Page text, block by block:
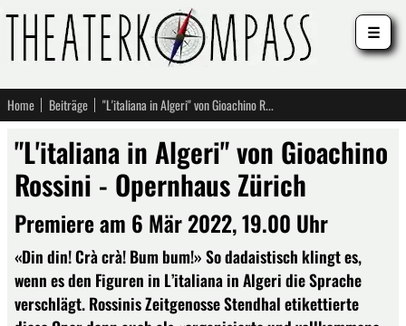
Home Beiträge "L'italiana in Algeri" von Gioachino Rossini - Opernhaus Zürich
"L'italiana in Algeri" von Gioachino
Rossini - Opernhaus Zürich
Premiere am 6 Mär 2022, 19.00 Uhr
«Din din! Crà crà! Bum bum!» So dadaistisch klingt es,
wenn es den Figuren in L’italiana in Algeri die Sprache
verschlägt. Rossinis Zeitgenosse Stendhal etikettierte
☰